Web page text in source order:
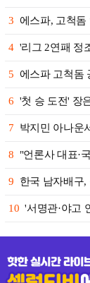
3 에스파, 고척
4 '리그 2연패 정
5 에스파 고척돔
6 '첫 승 도전' 장
7 박지민 아나
8 "언론사 대표·
9 한국 남자배구
10 '서명관·야고